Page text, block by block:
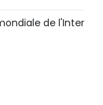
de l'Internet